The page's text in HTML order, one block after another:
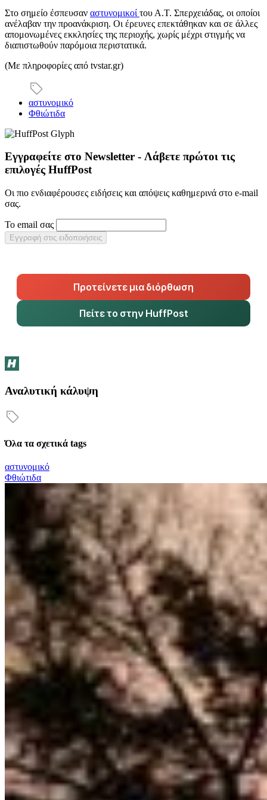
Στο σημείο έσπευσαν αστυνομικοί του Α.Τ. Σπερχειάδας, οι οποίοι
ανέλαβαν την προανάκριση. Οι έρευνες επεκτάθηκαν και σε άλλες
απομονωμένες εκκλησίες της περιοχής, χωρίς μέχρι στιγμής να
διαπιστωθούν παρόμοια περιστατικά.
(Με πληροφορίες από tvstar.gr)
αστυνομικό
Φθιώτιδα
Εγγραφείτε στο Newsletter - Λάβετε πρώτοι τις
επιλογές HuffPost
Οι πιο ενδιαφέρουσες ειδήσεις και απόψεις καθημερινά στο e-mail
σας.
Το email σας
Εγγραφή στις ειδοποιήσεις
Προτείνετε μια διόρθωση
Πείτε το στην HuffPost
Αναλυτική κάλυψη
Όλα τα σχετικά tags
αστυνομικό
Φθιώτιδα